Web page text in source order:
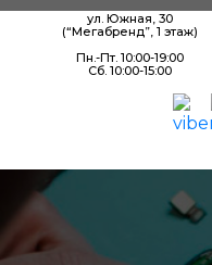
ул. Южная, 30
(“Мегабренд”, 1 этаж)
Пн.-Пт. 10:00-19:00
Сб. 10:00-15:00